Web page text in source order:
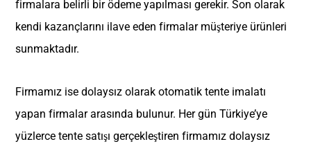
firmalara belirli bir ödeme yapılması gerekir. Son olarak
kendi kazançlarını ilave eden firmalar müşteriye ürünleri
sunmaktadır.
Firmamız ise dolaysız olarak otomatik tente imalatı
yapan firmalar arasında bulunur. Her gün Türkiye’ye
yüzlerce tente satışı gerçekleştiren firmamız dolaysız